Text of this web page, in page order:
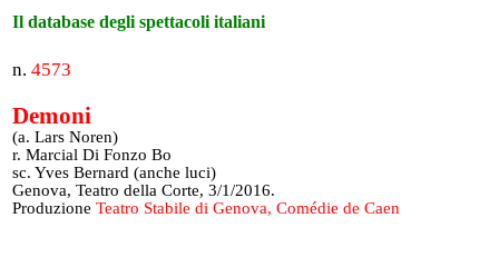
Il database degli spettacoli italiani
n. 4573
Demoni
(a. Lars Noren)
r. Marcial Di Fonzo Bo
sc. Yves Bernard (anche luci)
Genova, Teatro della Corte, 3/1/2016.
Produzione Teatro Stabile di Genova, Comédie de Caen